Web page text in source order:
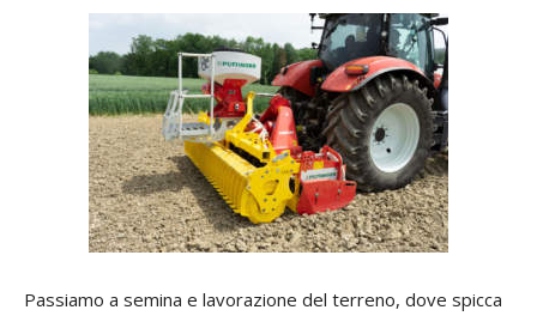
Passiamo a semina e lavorazione del terreno, dove spicca